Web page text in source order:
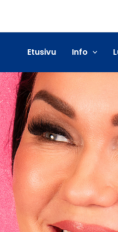
Etusivu Info